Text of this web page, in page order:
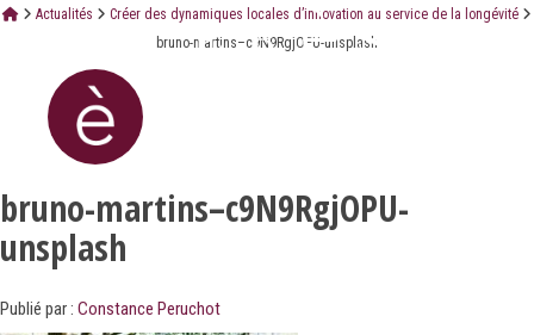
Actualités
Créer des dynamiques locales d’innovation au service de la longévité
bruno-martins–c9N9RgjOPU-unsplash
bruno-martins–c9N9RgjOPU-
unsplash
Publié par : Constance Peruchot